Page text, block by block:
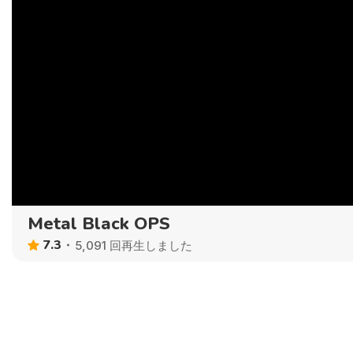
Metal Black OPS
7.3 5,091 回再生しました